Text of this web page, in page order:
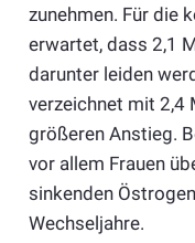
zunehmen. Für die
erwartet, dass 2,1
darunter leiden
verzeichnet mit 2,4
größeren Anstieg.
vor allem Frauen
sinkenden
Wechseljahre.